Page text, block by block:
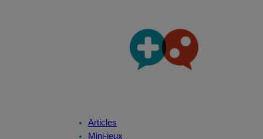
Articles
Mini-jeux